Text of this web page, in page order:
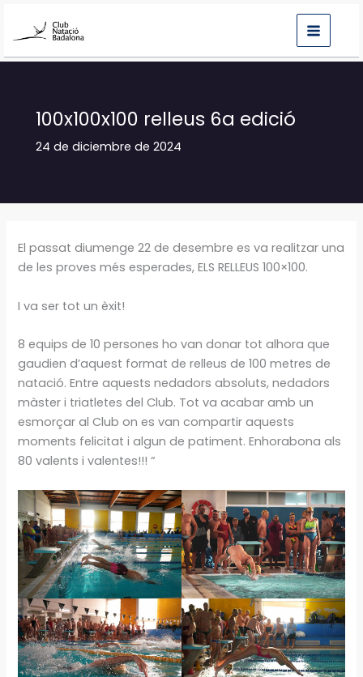
100x100x100 relleus 6a edició
24 de diciembre de 2024
El passat diumenge 22 de desembre es va realitzar una
de les proves més esperades, ELS RELLEUS 100×100.
I va ser tot un èxit!
8 equips de 10 persones ho van donar tot alhora que
gaudien d’aquest format de relleus de 100 metres de
natació. Entre aquests nedadors absoluts, nedadors
màster i triatletes del Club. Tot va acabar amb un
esmorçar al Club on es van compartir aquests
moments felicitat i algun de patiment. Enhorabona als
80 valents i valentes!!! “